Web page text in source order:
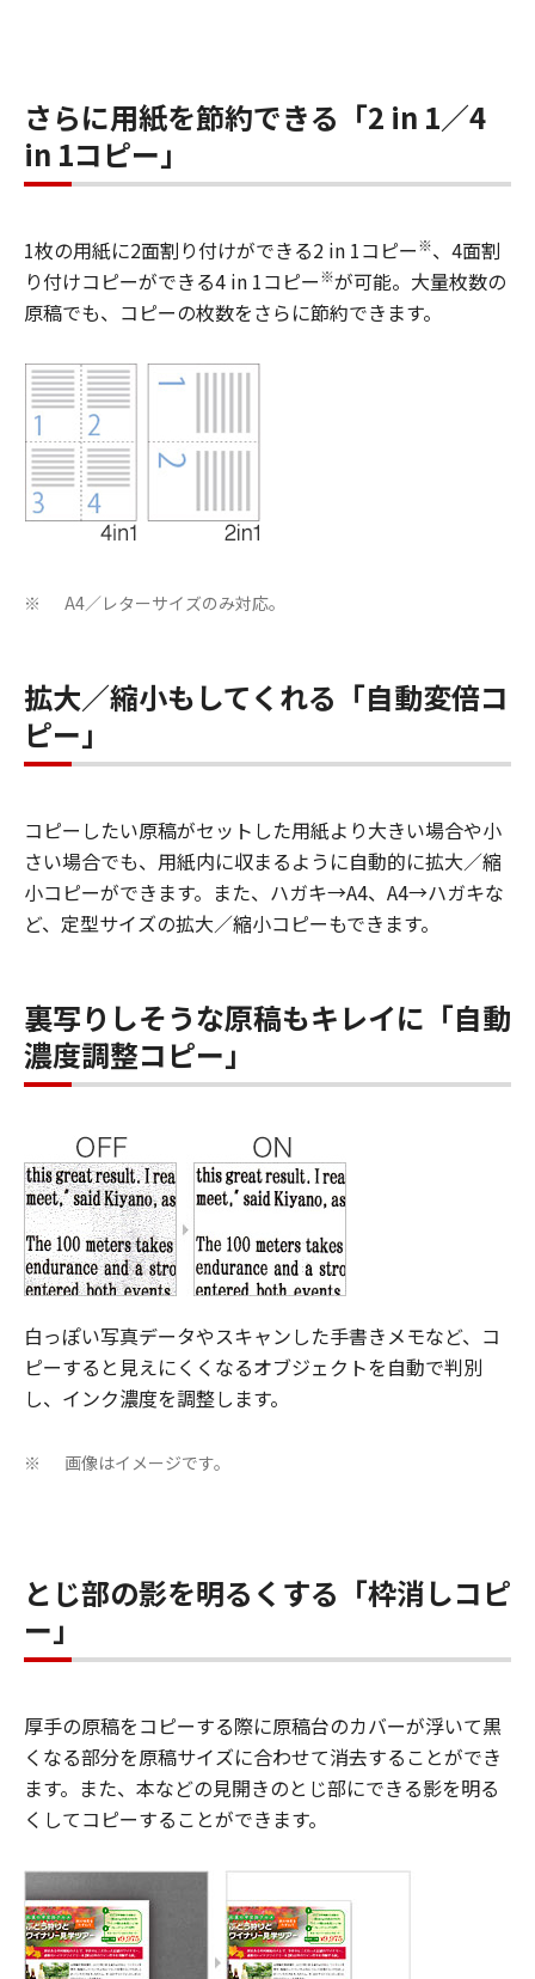
さらに用紙を節約できる「2 in 1／4
in 1コピー」
1枚の用紙に2面割り付けができる2 in 1コピー※、4面割
り付けコピーができる4 in 1コピー※が可能。大量枚数の
原稿でも、コピーの枚数をさらに節約できます。
※ A4／レターサイズのみ対応。
拡大／縮小もしてくれる「自動変倍コ
ピー」
コピーしたい原稿がセットした用紙より大きい場合や小
さい場合でも、用紙内に収まるように自動的に拡大／縮
小コピーができます。また、ハガキ→A4、A4→ハガキな
ど、定型サイズの拡大／縮小コピーもできます。
裏写りしそうな原稿もキレイに「自動
濃度調整コピー」
白っぽい写真データやスキャンした手書きメモなど、コ
ピーすると見えにくくなるオブジェクトを自動で判別
し、インク濃度を調整します。
※ 画像はイメージです。
とじ部の影を明るくする「枠消しコピ
ー」
厚手の原稿をコピーする際に原稿台のカバーが浮いて黒
くなる部分を原稿サイズに合わせて消去することができ
ます。また、本などの見開きのとじ部にできる影を明る
くしてコピーすることができます。